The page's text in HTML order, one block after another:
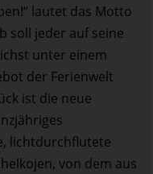
lautet das Motto
soll jeder auf seine
unter einem
der Ferienwelt
ist die neue
lichtdurchflutete
von dem aus